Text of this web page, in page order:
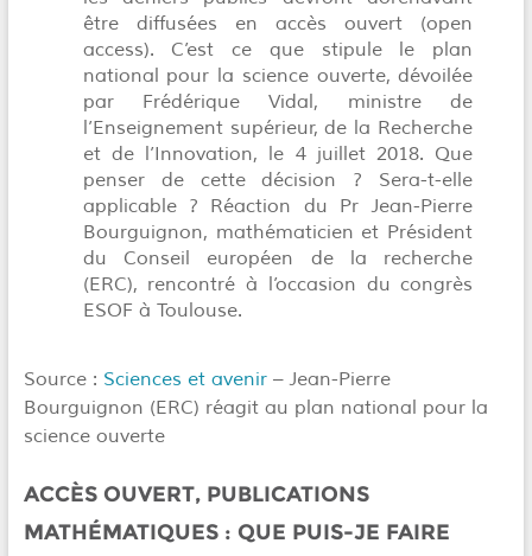
être diffusées en accès ouvert (open
access). C’est ce que stipule le plan
national pour la science ouverte, dévoilée
par Frédérique Vidal, ministre de
l’Enseignement supérieur, de la Recherche
et de l’Innovation, le 4 juillet 2018. Que
penser de cette décision ? Sera-t-elle
applicable ? Réaction du Pr Jean-Pierre
Bourguignon, mathématicien et Président
du Conseil européen de la recherche
(ERC), rencontré à l’occasion du congrès
ESOF à Toulouse.
Source : Sciences et avenir– Jean-Pierre
Bourguignon (ERC) réagit au plan national pour la
science ouverte
ACCÈS OUVERT, PUBLICATIONS
MATHÉMATIQUES : QUE PUIS-JE FAIRE